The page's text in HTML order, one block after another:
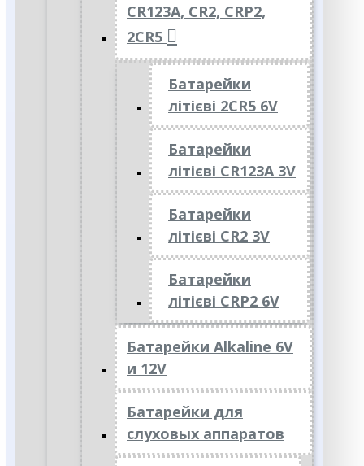
CR123A, CR2, CRP2,
2CR5
Батарейки
літієві 2CR5 6V
Батарейки
літієві CR123A 3V
Батарейки
літієві CR2 3V
Батарейки
літієві CRP2 6V
Батарейки Alkaline 6V
и 12V
Батарейки для
слуховых аппаратов